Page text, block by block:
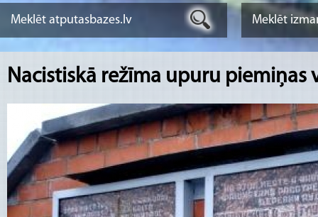
Nacistiskā režīma upuru piemiņas